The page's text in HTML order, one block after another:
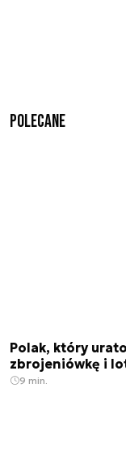
Polecane
Polak, który
zbrojeniówkę i
9 min.